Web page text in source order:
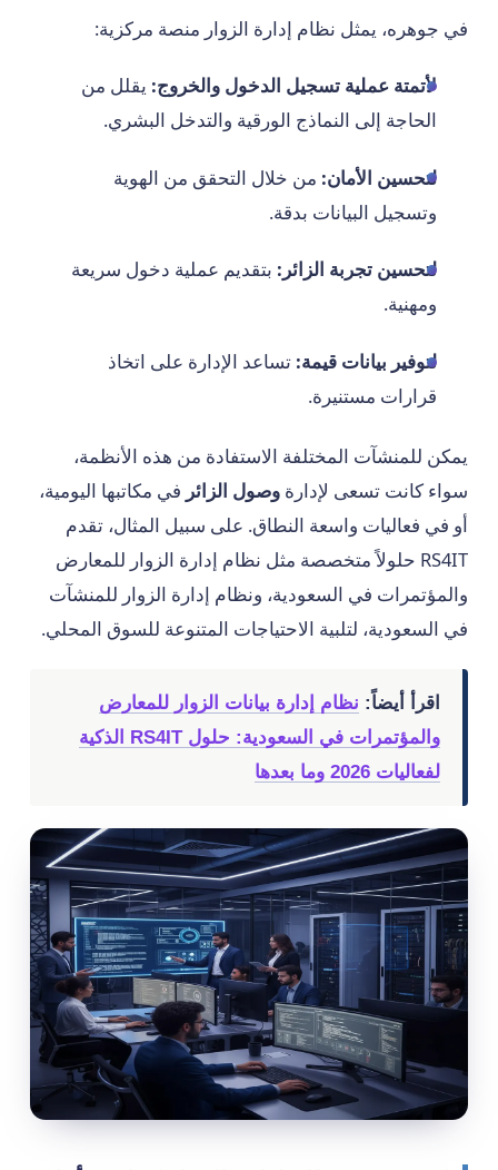
في جوهره، يمثل نظام إدارة الزوار منصة مركزية:
لأتمتة عملية تسجيل الدخول والخروج: يقلل من
الحاجة إلى النماذج الورقية والتدخل البشري.
لتحسين الأمان: من خلال التحقق من الهوية
وتسجيل البيانات بدقة.
لتحسين تجربة الزائر: بتقديم عملية دخول سريعة
ومهنية.
لتوفير بيانات قيمة: تساعد الإدارة على اتخاذ
قرارات مستنيرة.
يمكن للمنشآت المختلفة الاستفادة من هذه الأنظمة،
سواء كانت تسعى لإدارة وصول الزائر في مكاتبها اليومية،
أو في فعاليات واسعة النطاق. على سبيل المثال، تقدم
RS4IT حلولاً متخصصة مثل نظام إدارة الزوار للمعارض
والمؤتمرات في السعودية، ونظام إدارة الزوار للمنشآت
في السعودية، لتلبية الاحتياجات المتنوعة للسوق المحلي.
اقرأ أيضاً: نظام إدارة بيانات الزوار للمعارض
والمؤتمرات في السعودية: حلول RS4IT الذكية
لفعاليات 2026 وما بعدها